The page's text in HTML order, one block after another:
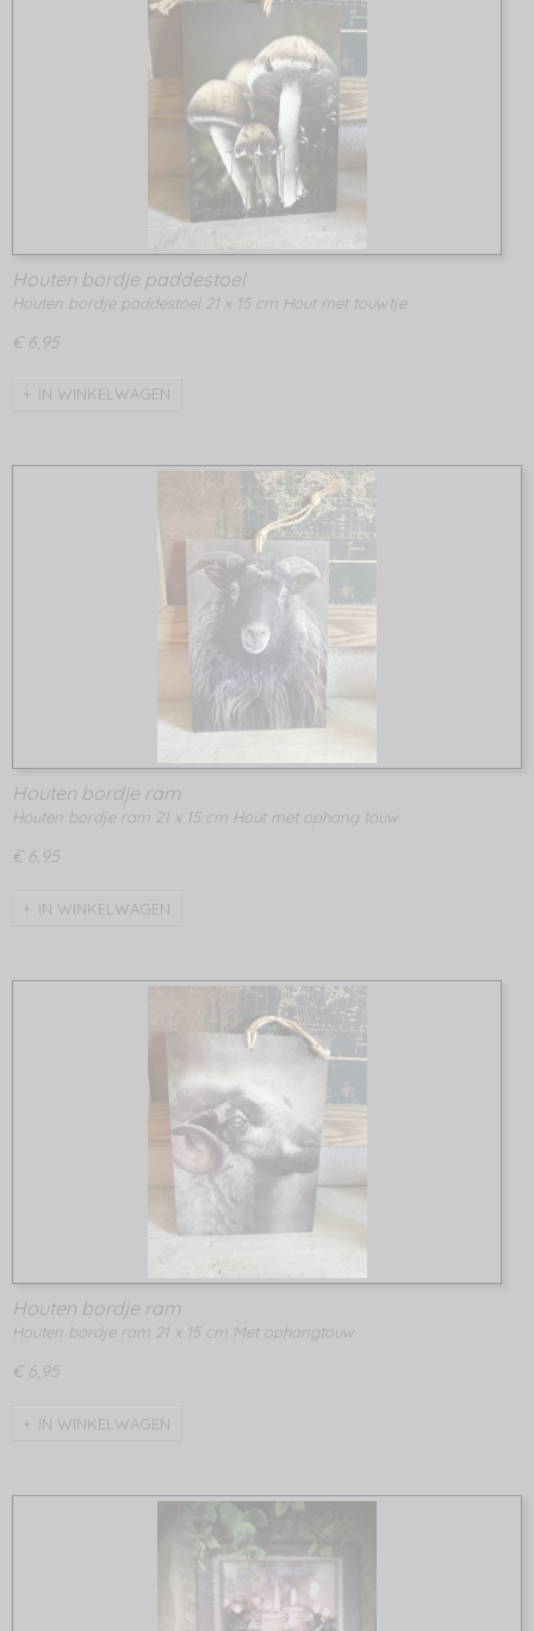
Houten bordje paddestoel
Houten bordje paddestoel 21 x 15 cm Hout met touwtje
€ 6,95
IN WINKELWAGEN
Houten bordje ram
Houten bordje ram 21 x 15 cm Hout met ophang touw
€ 6,95
IN WINKELWAGEN
Houten bordje ram
Houten bordje ram 21 x 15 cm Met ophangtouw
€ 6,95
IN WINKELWAGEN